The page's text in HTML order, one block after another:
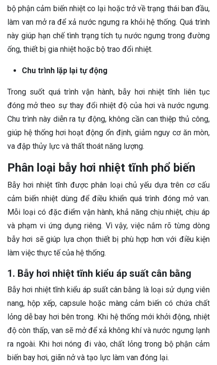
bộ phận cảm biến nhiệt co lại hoặc trở về trạng thái ban đầu,
làm van mở ra để xả nước ngưng ra khỏi hệ thống. Quá trình
này giúp hạn chế tình trạng tích tụ nước ngưng trong đường
ống, thiết bị gia nhiệt hoặc bộ trao đổi nhiệt.
Chu trình lặp lại tự động
Trong suốt quá trình vận hành, bẫy hơi nhiệt tĩnh liên tục
đóng mở theo sự thay đổi nhiệt độ của hơi và nước ngưng.
Chu trình này diễn ra tự động, không cần can thiệp thủ công,
giúp hệ thống hơi hoạt động ổn định, giảm nguy cơ ăn mòn,
va đập thủy lực và thất thoát năng lượng.
Phân loại bẫy hơi nhiệt tĩnh phổ biến
Bẫy hơi nhiệt tĩnh được phân loại chủ yếu dựa trên cơ cấu
cảm biến nhiệt dùng để điều khiển quá trình đóng mở van.
Mỗi loại có đặc điểm vận hành, khả năng chịu nhiệt, chịu áp
và phạm vi ứng dụng riêng. Vì vậy, việc nắm rõ từng dòng
bẫy hơi sẽ giúp lựa chọn thiết bị phù hợp hơn với điều kiện
làm việc thực tế của hệ thống.
1. Bẫy hơi nhiệt tĩnh kiểu áp suất cân bằng
Bẫy hơi nhiệt tĩnh kiểu áp suất cân bằng là loại sử dụng viên
nang, hộp xếp, capsule hoặc màng cảm biến có chứa chất
lỏng dễ bay hơi bên trong. Khi hệ thống mới khởi động, nhiệt
độ còn thấp, van sẽ mở để xả không khí và nước ngưng lạnh
ra ngoài. Khi hơi nóng đi vào, chất lỏng trong bộ phận cảm
biến bay hơi, giãn nở và tạo lực làm van đóng lại.